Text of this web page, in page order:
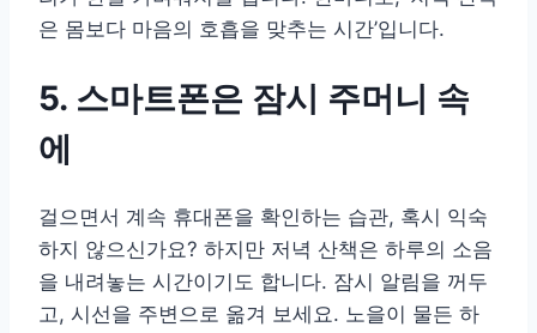
은 몸보다 마음의 호흡을 맞추는 시간’입니다.
5. 스마트폰은 잠시 주머니 속
에
걸으면서 계속 휴대폰을 확인하는 습관, 혹시 익숙
하지 않으신가요? 하지만 저녁 산책은 하루의 소음
을 내려놓는 시간이기도 합니다. 잠시 알림을 꺼두
고, 시선을 주변으로 옮겨 보세요. 노을이 물든 하